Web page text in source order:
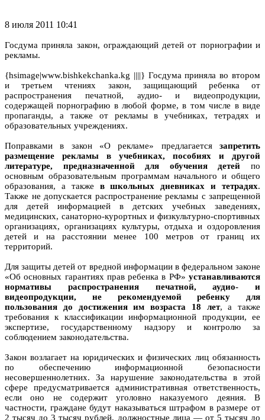
8 июля 2011 10:41
Госдума приняла закон, ограждающий детей от порнографии и
рекламы.
{hsimage|www.bishkekchanka.kg ||||} Госдума приняла во втором
и третьем чтениях закон, защищающий ребенка от
распространения печатной, аудио- и видеопродукции,
содержащей порнографию в любой форме, в том числе в виде
пропаганды, а также от рекламы в учебниках, тетрадях и
образовательных учреждениях.
Поправками в закон «О рекламе» предлагается запретить
размещение рекламы в учебниках, пособиях и другой
литературе, предназначенной для обучения детей по
основным образовательным программам начального и общего
образования, а также в школьных дневниках и тетрадях.
Также не допускается распространение рекламы с запрещенной
для детей информацией в детских учебных заведениях,
медицинских, санаторно-курортных и физкультурно-спортивных
организациях, организациях культуры, отдыха и оздоровления
детей и на расстоянии менее 100 метров от границ их
территорий.
Для защиты детей от вредной информации в федеральном законе
«Об основных гарантиях прав ребенка в РФ» устанавливаются
нормативы распространения печатной, аудио- и
видеопродукции, не рекомендуемой ребенку для
пользования до достижения им возраста 18 лет, а также
требования к классификации информационной продукции, ее
экспертизе, государственному надзору и контролю за
соблюдением законодательства.
Закон возлагает на юридических и физических лиц обязанность
по обеспечению информационной безопасности
несовершеннолетних. За нарушение законодательства в этой
сфере предусматривается административная ответственность,
если оно не содержит уголовно наказуемого деяния. В
частности, граждане будут наказываться штрафом в размере от
2 тысяч до 3 тысяч рублей, должностные лица — от 5 тысяч до